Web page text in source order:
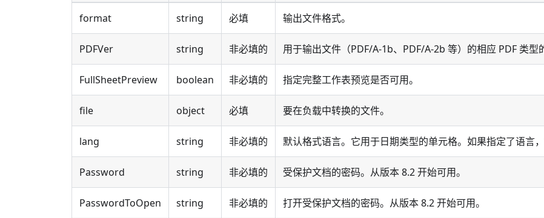
format string 必填 输出文件格式。
PDFVer string 非必填的 用于输出文件（PDF/A-1b、PDF/A-2b 等）的相应 PDF 类型
FullSheetPreview boolean 非必填的 指定完整工作表预览是否可用。
file object 必填 要在负载中转换的文件。
lang string 非必填的 默认格式语言。它用于日期类型的单元格。如果指定了语言
Password string 非必填的 受保护文档的密码。从版本 8.2 开始可用。
PasswordToOpen string 非必填的 打开受保护文档的密码。从版本 8.2 开始可用。